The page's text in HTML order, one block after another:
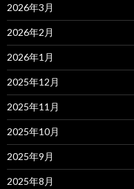
2026年3月
2026年2月
2026年1月
2025年12月
2025年11月
2025年10月
2025年9月
2025年8月